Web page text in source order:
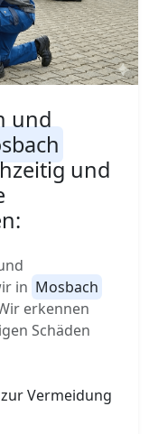
und
und
in Mosbach
erkennen
Schäden
Vermeidung